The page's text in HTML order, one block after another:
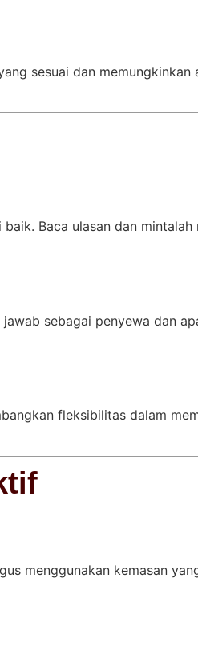
sesuai dan
Baca ulasan dan
sebagai penyewa dan
fleksibilitas dalam
menggunakan kemasan